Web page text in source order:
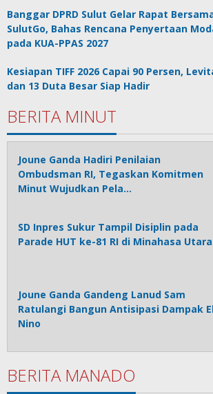
Banggar DPRD Sulut Gelar Rapat
SulutGo, Bahas Rencana Penyertaan
pada KUA-PPAS 2027
Kesiapan TIFF 2026 Capai 90 Persen,
dan 13 Duta Besar Siap Hadir
BERITA MINUT
Joune Ganda Hadiri Penilaian
Ombudsman RI, Tegaskan Komitmen
Minut Wujudkan Pela…
SD Inpres Sukur Tampil Disiplin pada
Parade HUT ke-81 RI di Minahasa Utara
Joune Ganda Gandeng Lanud Sam
Ratulangi Bangun Antisipasi Dampak
Nino
BERITA MANADO